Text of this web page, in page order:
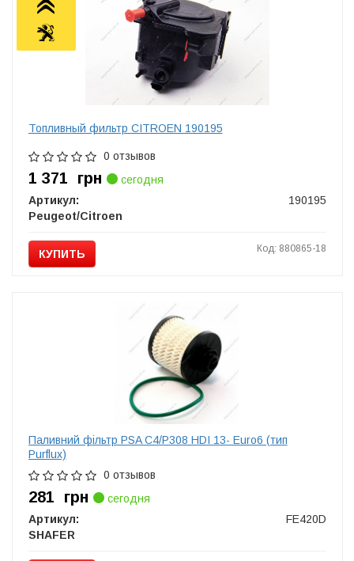
Топливный фильтр CITROEN 190195
0 отзывов
1 371 грн
сегодня
Артикул:
190195
Peugeot/Citroen
КУПИТЬ Код: 880865-18
Паливний фільтр PSA C4/P308 HDI 13- Euro6 (тип
Purflux)
0 отзывов
281 грн
сегодня
Артикул:
FE420D
SHAFER